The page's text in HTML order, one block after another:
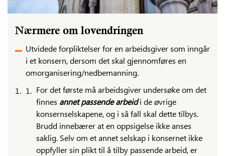
Nærmere om lovendringen
Utvidede forpliktelser for en arbeidsgiver som inngår
i et konsern, dersom det skal gjennomføres en
omorganisering/nedbemanning.
For det første må arbeidsgiver undersøke om det
finnes annet passende arbeidi de øvrige
konsernselskapene, og i så fall skal dette tilbys.
Brudd innebærer at en oppsigelse ikke anses
saklig. Selv om et annet selskap i konsernet ikke
oppfyller sin plikt til å tilby passende arbeid, er